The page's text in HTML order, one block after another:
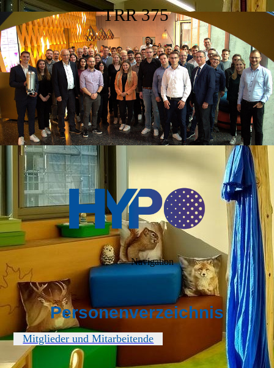
TRR 375
Navigation
Personenverzeichnis
Mitglieder und Mitarbeitende